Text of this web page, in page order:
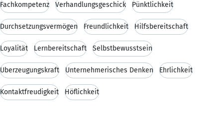
Fachkompetenz Verhandlungsgeschick Pünktlichkeit
Durchsetzungsvermögen Freundlichkeit Hilfsbereitschaft
Loyalität Lernbereitschaft Selbstbewusstsein
Überzeugungskraft Unternehmerisches Denken Ehrlichkeit
Kontaktfreudigkeit Höflichkeit